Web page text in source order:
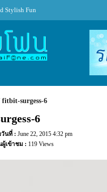
Stylish Fun
fitbit-surgess-6
6
June 22, 2015 4:32 pm
119 Views